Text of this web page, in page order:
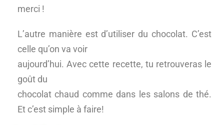
merci !
L’autre manière est d’utiliser du chocolat. C’est
celle qu’on va voir
aujourd’hui. Avec cette recette, tu retrouveras le
goût du
chocolat chaud comme dans les salons de thé.
Et c’est simple à faire!